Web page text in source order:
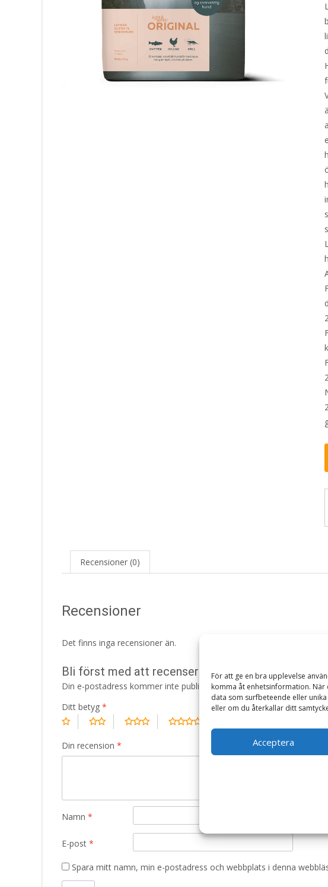
För att ge en bra upplevelse
komma åt enhetsinformation. När
data som surfbeteende eller
eller om du återkallar ditt
Acceptera
Recensioner (0)
Recensioner
Det finns inga recensioner än.
Bli först med att recensera ”Hundfoder Light &
Din e-postadress kommer inte publiceras. Obligatoriska fält är
Ditt betyg *
Din recension *
Namn *
E-post *
Spara mitt namn, min e-postadress och webbplats i denna